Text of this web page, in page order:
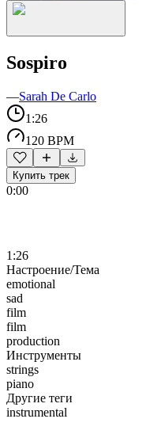
Sospiro
—Sarah De Carlo
1:26
120 BPM
Купить трек
0:00
1:26
Настроение/Тема
emotional
sad
film
film
production
Инструменты
strings
piano
Другие теги
instrumental